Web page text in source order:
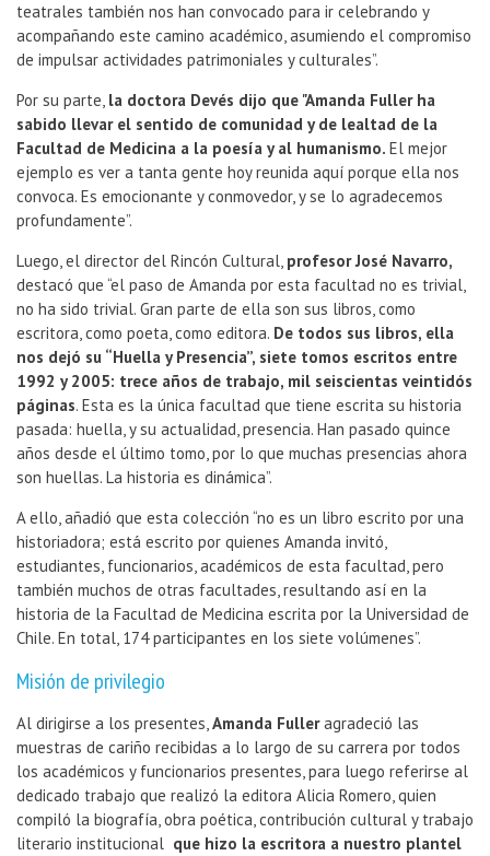
teatrales también nos han convocado para ir celebrando y
acompañando este camino académico, asumiendo el compromiso
de impulsar actividades patrimoniales y culturales”.
Por su parte, la doctora Devés dijo que "Amanda Fuller ha
sabido llevar el sentido de comunidad y de lealtad de la
Facultad de Medicina a la poesía y al humanismo. El mejor
ejemplo es ver a tanta gente hoy reunida aquí porque ella nos
convoca. Es emocionante y conmovedor, y se lo agradecemos
profundamente”.
Luego, el director del Rincón Cultural, profesor José Navarro,
destacó que “el paso de Amanda por esta facultad no es trivial,
no ha sido trivial. Gran parte de ella son sus libros, como
escritora, como poeta, como editora. De todos sus libros, ella
nos dejó su “Huella y Presencia”, siete tomos escritos entre
1992 y 2005: trece años de trabajo, mil seiscientas veintidós
páginas. Esta es la única facultad que tiene escrita su historia
pasada: huella, y su actualidad, presencia. Han pasado quince
años desde el último tomo, por lo que muchas presencias ahora
son huellas. La historia es dinámica”.
A ello, añadió que esta colección “no es un libro escrito por una
historiadora; está escrito por quienes Amanda invitó,
estudiantes, funcionarios, académicos de esta facultad, pero
también muchos de otras facultades, resultando así en la
historia de la Facultad de Medicina escrita por la Universidad de
Chile. En total, 174 participantes en los siete volúmenes”.
Misión de privilegio
Al dirigirse a los presentes,Amanda Fulleragradeció las
muestras de cariño recibidas a lo largo de su carrera por todos
los académicos y funcionarios presentes, para luego referirse al
dedicado trabajo que realizó la editora Alicia Romero, quien
compiló la biografía, obra poética, contribución cultural y trabajo
literario institucional que hizo la escritora a nuestro plantel